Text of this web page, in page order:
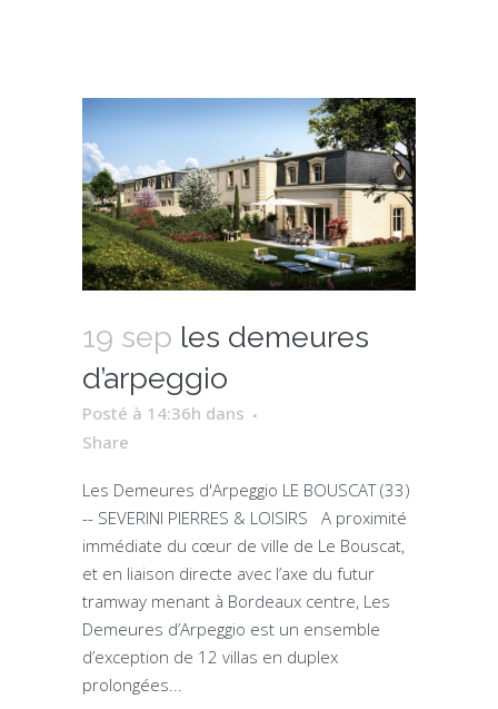
19 sep les demeures
d’arpeggio
Posté à 14:36h dans
Share
Les Demeures d'Arpeggio LE BOUSCAT (33)
-- SEVERINI PIERRES & LOISIRS A proximité
immédiate du cœur de ville de Le Bouscat,
et en liaison directe avec l’axe du futur
tramway menant à Bordeaux centre, Les
Demeures d’Arpeggio est un ensemble
d’exception de 12 villas en duplex
prolongées...